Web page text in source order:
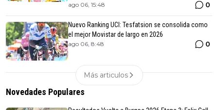
ago 06, 15:48 0
Nuevo Ranking UCI: Tesfatsion se consolida como
el mejor Movistar de largo en 2026
ago 06, 8:48 0
Más articulos
Novedades Populares